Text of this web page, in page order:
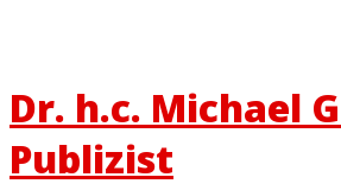
Dr. h.c. Michael
Publizist